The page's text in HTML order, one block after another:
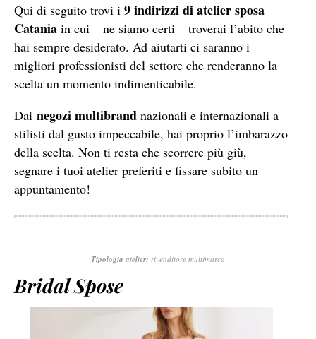
Qui di seguito trovi i 9 indirizzi di atelier sposa
Catania in cui – ne siamo certi – troverai l’abito che
hai sempre desiderato. Ad aiutarti ci saranno i
migliori professionisti del settore che renderanno la
scelta un momento indimenticabile.
Dai negozi multibrand nazionali e internazionali a
stilisti dal gusto impeccabile, hai proprio l’imbarazzo
della scelta. Non ti resta che scorrere più giù,
segnare i tuoi atelier preferiti e fissare subito un
appuntamento!
Tipologia atelier: rivenditore multimarca
Bridal Spose